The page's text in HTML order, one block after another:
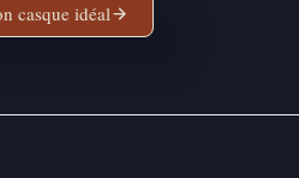
casque idéal